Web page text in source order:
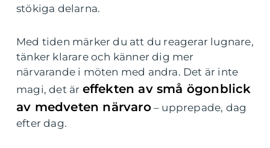
stökiga delarna.
Med tiden märker du att du reagerar lugnare,
tänker klarare och känner dig mer
närvarande i möten med andra. Det är inte
magi, det är effekten av små ögonblick
av medveten närvaro– upprepade, dag
efter dag.